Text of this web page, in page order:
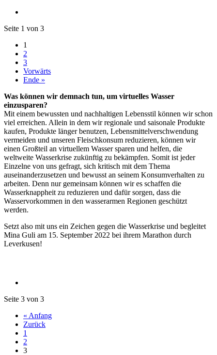
Seite 1 von 3
1
2
3
Vorwärts
Ende »
Was können wir demnach tun, um virtuelles Wasser
einzusparen?
Mit einem bewussten und nachhaltigen Lebensstil können wir schon
viel erreichen. Allein in dem wir regionale und saisonale Produkte
kaufen, Produkte länger benutzen, Lebensmittelverschwendung
vermeiden und unseren Fleischkonsum reduzieren, können wir
einen Großteil an virtuellem Wasser sparen und helfen, die
weltweite Wasserkrise zukünftig zu bekämpfen. Somit ist jeder
Einzelne von uns gefragt, sich kritisch mit dem Thema
auseinanderzusetzen und bewusst an seinem Konsumverhalten zu
arbeiten. Denn nur gemeinsam können wir es schaffen die
Wasserknappheit zu reduzieren und dafür sorgen, dass die
Wasservorkommen in den wasserarmen Regionen geschützt
werden.
Setzt also mit uns ein Zeichen gegen die Wasserkrise und begleitet
Mina Guli am 15. September 2022 bei ihrem Marathon durch
Leverkusen!
Seite 3 von 3
« Anfang
Zurück
1
2
3